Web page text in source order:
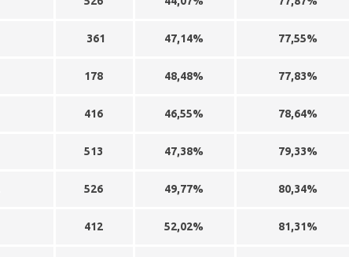
361 47,14% 77,55%
178 48,48% 77,83%
416 46,55% 78,64%
513 47,38% 79,33%
526 49,77% 80,34%
412 52,02% 81,31%